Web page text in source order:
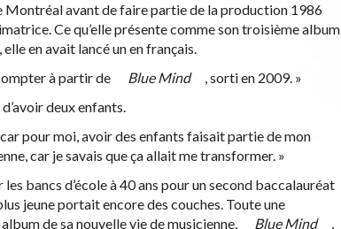
Montréal avant de faire partie de la production 1986
Ce qu’elle présente comme son troisième album
en avait lancé un en français.
à partir de
Blue Mind
, sorti en 2009. »
deux enfants.
pour moi, avoir des enfants faisait partie de mon
car je savais que ça allait me transformer. »
bancs d’école à 40 ans pour un second baccalauréat
jeune portait encore des couches. Toute une
de sa nouvelle vie de musicienne,
Blue Mind
,